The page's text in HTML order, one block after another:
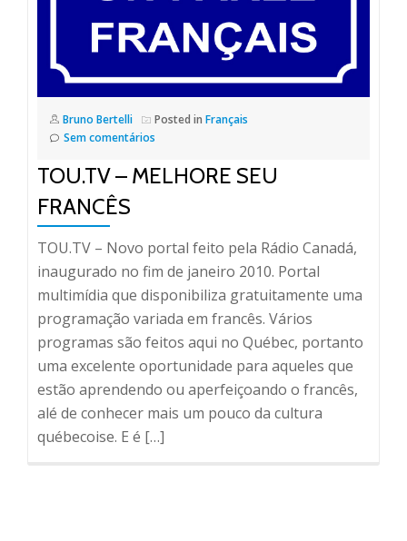
Bruno Bertelli Posted in Français
Sem comentários
TOU.TV – MELHORE SEU
FRANCÊS
TOU.TV – Novo portal feito pela Rádio Canadá,
inaugurado no fim de janeiro 2010. Portal
multimídia que disponibiliza gratuitamente uma
programação variada em francês. Vários
programas são feitos aqui no Québec, portanto
uma excelente oportunidade para aqueles que
estão aprendendo ou aperfeiçoando o francês,
alé de conhecer mais um pouco da cultura
québecoise. E é […]